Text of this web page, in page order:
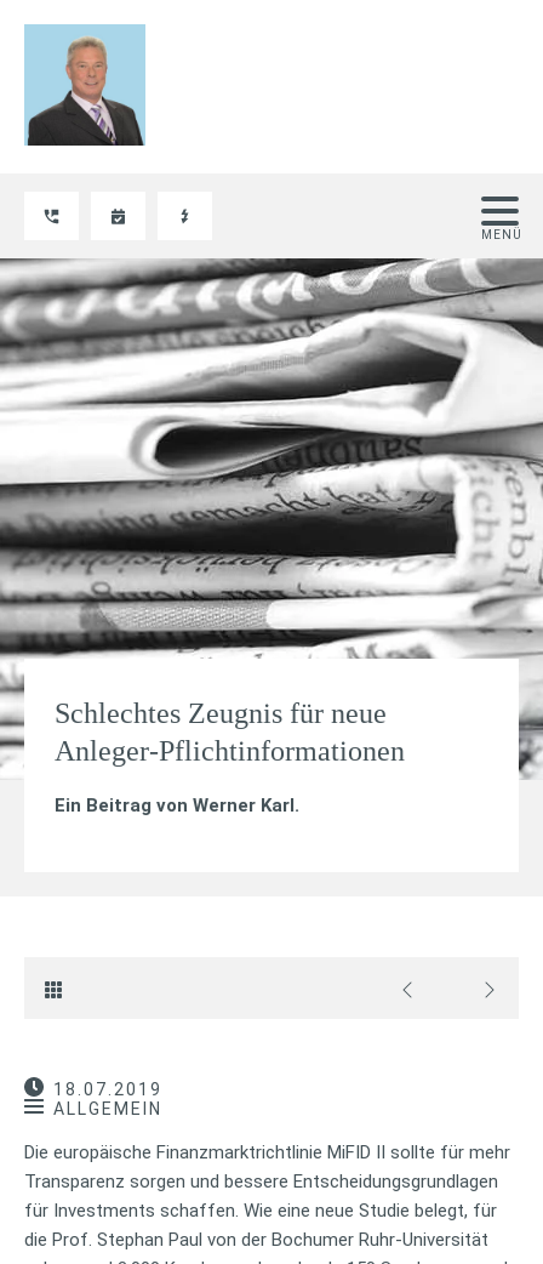
Schlechtes Zeugnis für neue
Anleger-Pflichtinformationen
Ein Beitrag von Werner Karl.
18.07.2019
ALLGEMEIN
Die europäische Finanzmarktrichtlinie MiFID II sollte für mehr
Transparenz sorgen und bessere Entscheidungsgrundlagen
für Investments schaffen. Wie eine neue Studie belegt, für
die Prof. Stephan Paul von der Bochumer Ruhr-Universität